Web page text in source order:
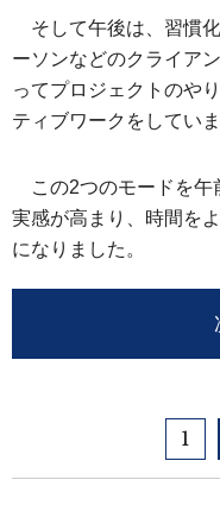
そして午後は、習慣
ーソンなどのクライア
ってプロジェクトのや
ティブワークをしていま
この2つのモードを
実感が高まり、時間を
になりました。
1